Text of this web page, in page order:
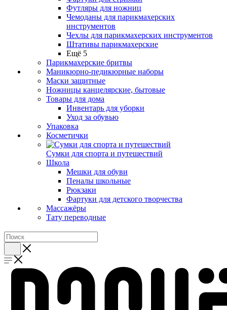
Футляры для ножниц
Чемоданы для парикмахерских
инструментов
Чехлы для парикмахерских инструментов
Штативы парикмахерские
Ещё 5
Парикмахерские бритвы
Маникюрно-педикюрные наборы
Маски защитные
Ножницы канцелярские, бытовые
Товары для дома
Инвентарь для уборки
Уход за обувью
Упаковка
Косметички
Сумки для спорта и путешествий
Школа
Мешки для обуви
Пеналы школьные
Рюкзаки
Фартуки для детского творчества
Массажёры
Тату переводные